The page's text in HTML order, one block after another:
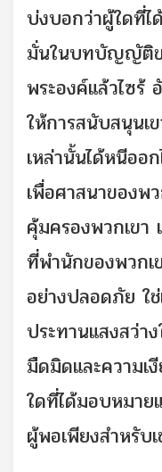
บ่งบอกว่าผู้ใดที่
มั่นในบทบัญญัติข
พระองค์แล้วไซร้
ให้การสนับสนุนเ
เหล่านั้นได้หนีออ
เพื่อศาสนาของพ
คุ้มครองพวกเขา
ที่พำนักของพวกเ
อย่างปลอดภัย ใ
ประทานแสงสว่า
มืดมิดและความเ
ใดที่ได้มอบหมาย
ผู้พอเพียงสำหรับเ